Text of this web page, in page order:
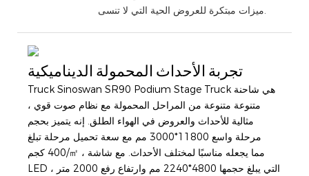
ميزات مبتكرة للعروض الحية التي لا تنسى.
تجربة الأحداث المحمولة الديناميكية
Truck Sinoswan SR90 Podium Stage Truck هي شاحنة
متنوعة متنوعة من المراحل المحمولة مع نظام صوت قوي ،
مثالية للأحداث والعروض في الهواء الطلق. إنه يتميز بحجم
مرحلة واسع 11800*3000 مم مع سعة تحميل مرحلة تبلغ
400 كجم/㎡ ، مما يجعله مناسبًا لمختلف الأحداث. مع شاشة
LED التي يبلغ حجمها 4800*2240 مم وارتفاع رفع 2000 متر ،